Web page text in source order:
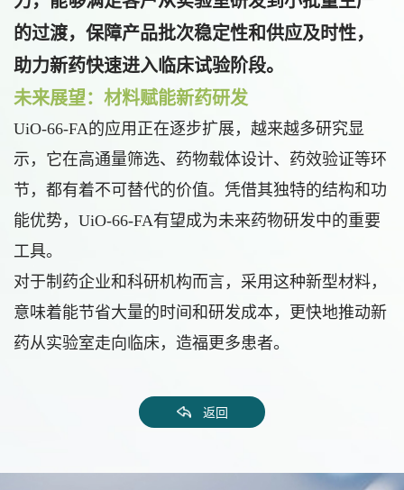
的过渡，保障产品批次稳定性和供应及时性，
助力新药快速进入临床试验阶段。
未来展望：材料赋能新药研发
UiO-66-FA的应用正在逐步扩展，越来越多研究显
示，它在高通量筛选、药物载体设计、药效验证等环
节，都有着不可替代的价值。凭借其独特的结构和功
能优势，UiO-66-FA有望成为未来药物研发中的重要
工具。
对于制药企业和科研机构而言，采用这种新型材料，
意味着能节省大量的时间和研发成本，更快地推动新
药从实验室走向临床，造福更多患者。
返回